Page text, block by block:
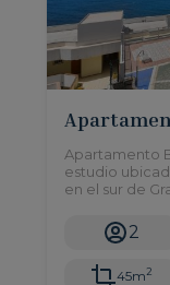
Apartamento
estudio
en el sur de
comunitaria!
2
45m2